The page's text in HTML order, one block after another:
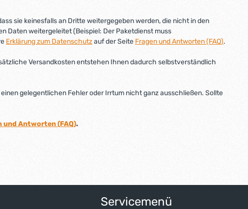
sie keinesfalls an Dritte weitergegeben werden, die nicht in den
Daten weitergeleitet (Beispiel: Der Paketdienst muss
Erklärung zum Datenschutzauf der Seite Fragen und Antworten (FAQ).
Versandkosten entstehen Ihnen dadurch selbstverständlich
gelegentlichen Fehler oder Irrtum nicht ganz ausschließen. Sollte
und Antworten (FAQ).
Servicemenü